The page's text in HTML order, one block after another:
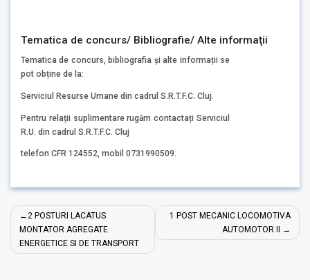
Tematica de concurs/ Bibliografie/ Alte informaţii
Tematica de concurs, bibliografia și alte informații se
pot obține de la:
Serviciul Resurse Umane din cadrul S.R.T.F.C. Cluj.
Pentru relații suplimentare rugăm contactați Serviciul
R.U. din cadrul S.R.T.F.C. Cluj
telefon CFR 124552, mobil 0731990509.
Navigare
în
articole
2 POSTURI LACATUS
MONTATOR AGREGATE
ENERGETICE SI DE TRANSPORT
1 POST MECANIC LOCOMOTIVA
AUTOMOTOR II